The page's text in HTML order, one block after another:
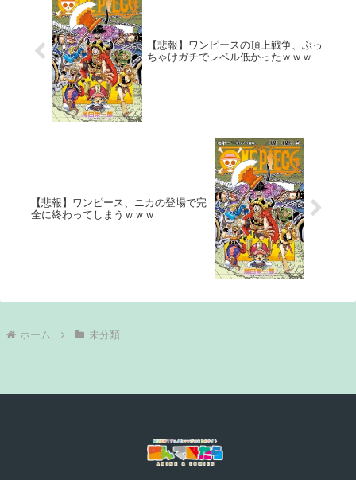
【悲報】ワンピースの頂上戦争、ぶっ
ちゃけガチでレベル低かったｗｗｗ
【悲報】ワンピース、ニカの登場で完
全に終わってしまうｗｗｗ
ホーム 未分類